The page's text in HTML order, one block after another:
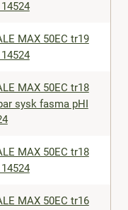
14524
MAX 50EC tr19
14524
MAX 50EC tr18
sysk fasma pHI
MAX 50EC tr18
14524
MAX 50EC tr16